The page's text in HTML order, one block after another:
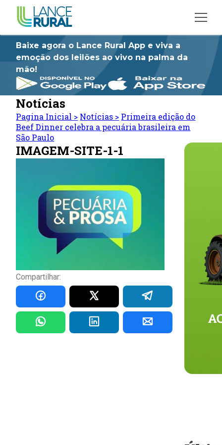
Baixe agora o Lance Rural App e viva a
emoção dos leilões ao vivo na palma da
mão!
Notícias
Pagina Inicial > Notícias > Primeira edição do
Beef Dinner celebra a pecuária brasileira em
São Paulo
IMAGEM-SITE-1-1
Compartilhar: